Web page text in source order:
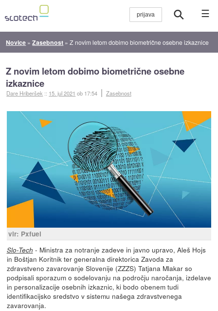
☰
Novice »Zasebnost »Z novim letom dobimo biometrične osebne izkaznice
Z novim letom dobimo biometrične osebne
izkaznice
Dare Hriberšek :: 15. jul 2021 ob 17:54 Zasebnost
vir: Pxfuel
Slo-Tech - Ministra za notranje zadeve in javno upravo, Aleš Hojs
in Boštjan Koritnik ter generalna direktorica Zavoda za
zdravstveno zavarovanje Slovenije (ZZZS) Tatjana Mlakar so
podpisali sporazum o sodelovanju na področju naročanja, izdelave
in personalizacije osebnih izkaznic, ki bodo obenem tudi
identifikacijsko sredstvo v sistemu našega zdravstvenega
zavarovanja.